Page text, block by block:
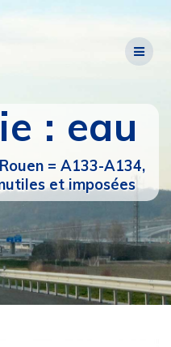
: eau
= A133-A134,
et imposées